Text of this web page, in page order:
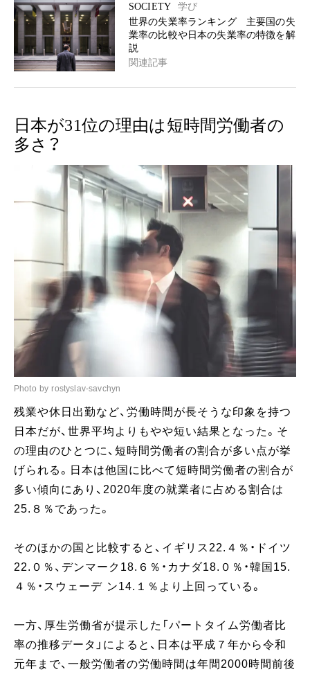
SOCIETY
学び
世界の失業率ランキング 主要国の失
業率の比較や日本の失業率の特徴を解
説
関連記事
日本が31位の理由は短時間労働者の
多さ？
Photo by rostyslav-savchyn
残業や休日出勤など、労働時間が長そうな印象を持つ
日本だが、世界平均よりもやや短い結果となった。そ
の理由のひとつに、短時間労働者の割合が多い点が挙
げられる。日本は他国に比べて短時間労働者の割合が
多い傾向にあり、2020年度の就業者に占める割合は
25.８％であった。
そのほかの国と比較すると、イギリス22.４％・ドイツ
22.０％、デンマーク18.６％・カナダ18.０％・韓国15.
４％・スウェーデ ン14.１％より上回っている。
一方、厚生労働省が提示した「パートタイム労働者比
率の推移データ」によると、日本は平成７年から令和
元年まで、一般労働者の労働時間は年間2000時間前後